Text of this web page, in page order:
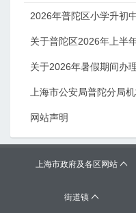
2026年普陀区小学升初
关于2026年暑假期间办
上海市公安局普陀分局
网站声明
上海市政府及各区网站
街道镇